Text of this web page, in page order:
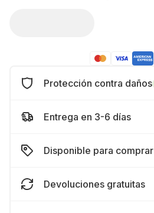
Protección contra daños
Entrega en 3-6 días
Disponible para comprar
Devoluciones gratuitas